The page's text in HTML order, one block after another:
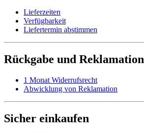
Lieferzeiten
Verfügbarkeit
Liefertermin abstimmen
Rückgabe und Reklamation
1 Monat Widerrufsrecht
Abwicklung von Reklamation
Sicher einkaufen